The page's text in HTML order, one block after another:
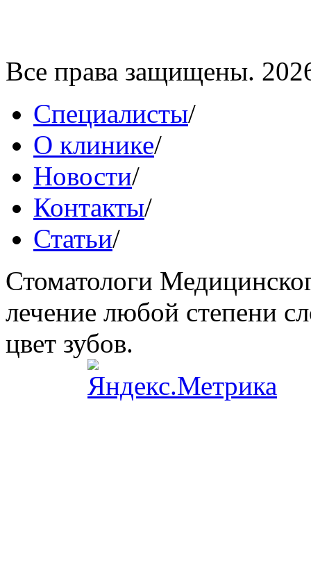
Все права защищены.
Специалисты/
О клинике/
Новости/
Контакты/
Статьи/
Стоматологи
лечение любой степени
цвет зубов.